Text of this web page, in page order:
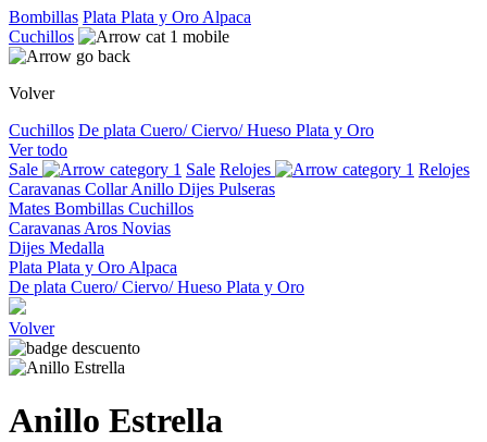
Bombillas Plata Plata y Oro Alpaca
Cuchillos
Volver
Cuchillos De plata Cuero/ Ciervo/ Hueso Plata y Oro
Ver todo
Sale
Sale Relojes
Relojes
Caravanas CollarAnillo Dijes Pulseras
Mates Bombillas Cuchillos
Caravanas Aros Novias
Dijes Medalla
Plata Plata y Oro Alpaca
De plata Cuero/ Ciervo/ Hueso Plata y Oro
Volver
Anillo Estrella